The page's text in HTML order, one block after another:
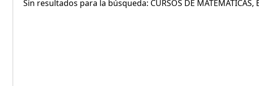
Sin resultados para la búsqueda: CURSOS DE MATEMÁTICAS,